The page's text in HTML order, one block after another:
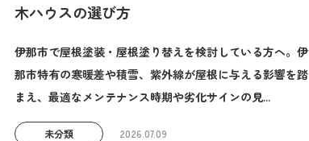
木ハウスの選び方
伊那市で屋根塗装・屋根塗り替えを検討している方へ。伊
那市特有の寒暖差や積雪、紫外線が屋根に与える影響を踏
まえ、最適なメンテナンス時期や劣化サインの見...
未分類 2026.07.09